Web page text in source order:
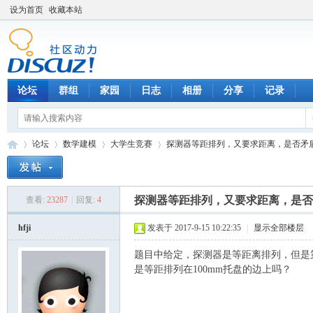
设为首页 收藏本站
论坛 群组 家园 日志 相册 分享 记录
论坛
›
数学建模
›
大学生竞赛
›
探测器等距排列，又要求距离，是否矛
查看: 23287 回复: 4 探测器等距排列，又要求距离，是
hfji 发表于 2017-9-15 10:22:35 显示全部楼层
题目中给定，探测器是等距离排列，但
是等距排列在100mm托盘的边上吗？